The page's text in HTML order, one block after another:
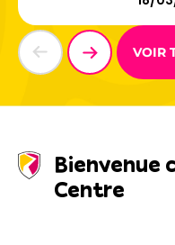
VOIR
Bienvenue
Centre